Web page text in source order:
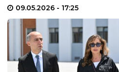
09.05.2026 - 17:25